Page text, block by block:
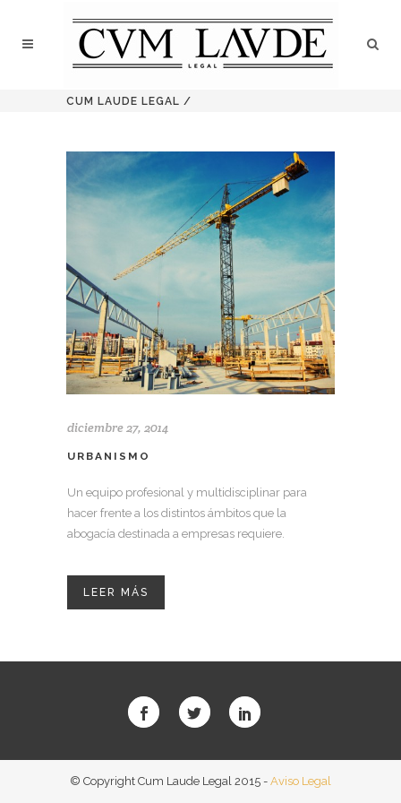
CUM LAUDE LEGAL /
diciembre 27, 2014
URBANISMO
Un equipo profesional y multidisciplinar para
hacer frente a los distintos ámbitos que la
abogacía destinada a empresas requiere.
LEER MÁS
© Copyright Cum Laude Legal 2015 - Aviso Legal